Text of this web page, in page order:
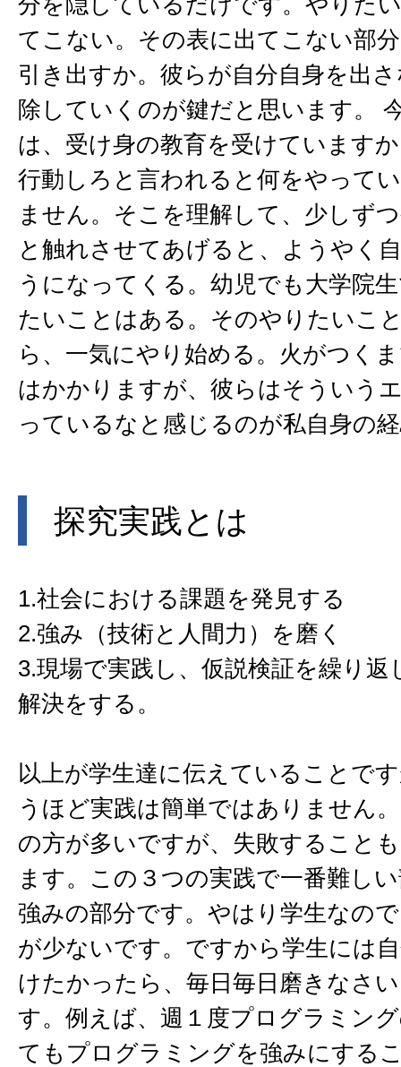
てこない。その表に出てこない部
引き出すか。彼らが自分自身を出
除していくのが鍵だと思います。
は、受け身の教育を受けています
行動しろと言われると何をやって
ません。そこを理解して、少しず
と触れさせてあげると、ようやく
うになってくる。幼児でも大学院
たいことはある。そのやりたいこ
ら、一気にやり始める。火がつく
はかかりますが、彼らはそういう
っているなと感じるのが私自身の
探究実践とは
1.社会における課題を発見する
2.強み（技術と人間力）を磨く
3.現場で実践し、仮説検証を繰り返
解決をする。
以上が学生達に伝えていることで
うほど実践は簡単ではありません
の方が多いですが、失敗すること
ます。この３つの実践で一番難し
強みの部分です。やはり学生なの
が少ないです。ですから学生には
けたかったら、毎日毎日磨きなさ
す。例えば、週１度プログラミン
てもプログラミングを強みにする